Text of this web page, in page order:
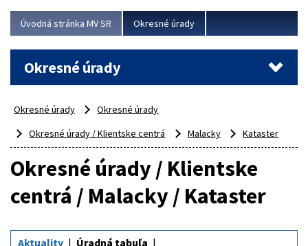
Viac
Úvodná stránka MV SR Okresné úrady
Okresné úrady
Okresné úrady
Okresné úrady
Okresné úrady / Klientske centrá
Malacky Kataster
Okresné úrady / Klientske
centrá / Malacky / Kataster
Aktuality
Úradná tabuľa